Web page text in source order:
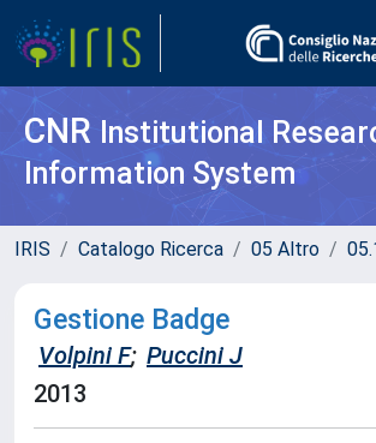
CNR Institutional
Information System
IRIS Catalogo Ricerca 05 Altro
Gestione Badge
Volpini F; Puccini J
2013